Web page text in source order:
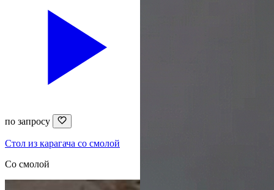
по запросу
Стол из карагача со смолой
Со смолой